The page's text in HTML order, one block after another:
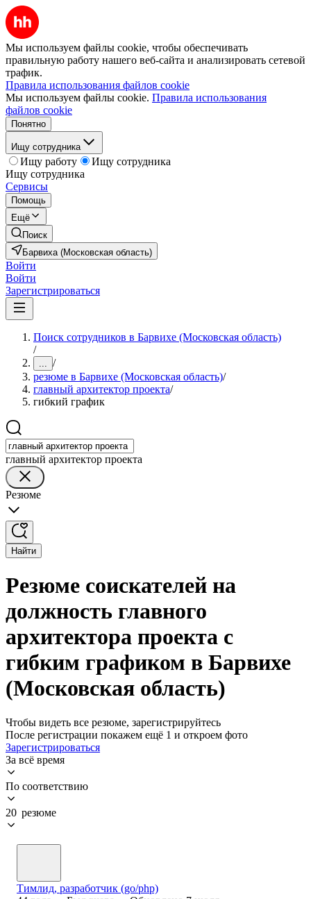
Мы используем файлы cookie, чтобы обеспечивать
правильную работу нашего веб-сайта и анализировать сетевой
трафик.
Правила использования файлов cookie
Мы используем файлы cookie. Правила использования
файлов cookie
Понятно
Ищу сотрудника
Ищу работу
Ищу сотрудника
Ищу сотрудника
Сервисы
Помощь
Ещё
Поиск
Барвиха (Московская область)
Войти
Войти
Зарегистрироваться
Поиск сотрудников в Барвихе (Московская область)
/
... /
резюме в Барвихе (Московская область)/
главный архитектор проекта/
гибкий график
главный архитектор проекта
Резюме
Найти
Резюме соискателей на
должность главного
архитектора проекта с
гибким графиком в Барвихе
(Московская область)
Чтобы видеть все резюме, зарегистрируйтесь
После регистрации покажем ещё 1 и откроем фото
Зарегистрироваться
За всё время
По соответствию
20 резюме
Тимлид, разработчик (go/php)